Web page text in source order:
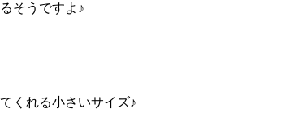
そうですよ♪
くれる小さいサイズ♪